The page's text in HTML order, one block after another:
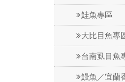
鮭魚專區
大比目魚專
台南虱目魚
鰻魚／宜蘭